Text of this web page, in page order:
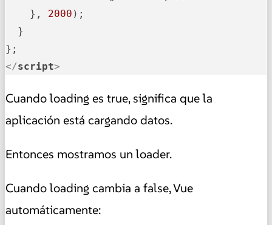
    },
2000 );
  }
</script>
Cuando loading es true, significa que la
aplicación está cargando datos.
Entonces mostramos un loader.
Cuando loading cambia a false, Vue
automáticamente: